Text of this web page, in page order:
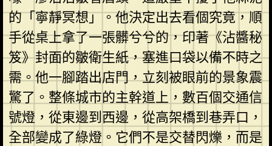
的「寧靜冥想」。他決定出去看個究竟，順
手從桌上拿了一張髒兮兮的，印著《沾醬秘
笈》封面的皺衛生紙，塞進口袋以備不時之
需。他一腳踏出店門，立刻被眼前的景象震
驚了。整條城市的主幹道上，數百個交通信
號燈，從東邊到西邊，從高架橋到巷弄口，
全部變成了綠燈。它們不是交替閃爍，而是